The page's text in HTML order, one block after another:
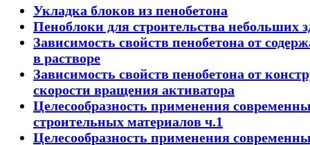
Укладка блоков из пенобетона
Пеноблоки для строительства небольших
Зависимость свойств пенобетона от
в растворе
Зависимость свойств пенобетона от
скорости вращения активатора
Целесообразность применения
строительных материалов ч.1
Целесообразность применения